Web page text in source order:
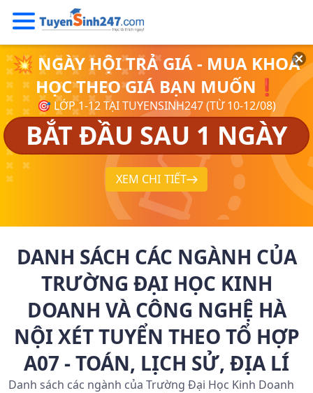
💥 NGÀY HỘI TRẢ GIÁ - MUA KHOÁ
HỌC THEO GIÁ BẠN MUỐN❗
🎯 LỚP 1-12 TẠI TUYENSINH247 (TỪ 10-12/08)
BẮT ĐẦU SAU 1 NGÀY
XEM CHI TIẾT
DANH SÁCH CÁC NGÀNH CỦA
TRƯỜNG ĐẠI HỌC KINH
DOANH VÀ CÔNG NGHỆ HÀ
NỘI XÉT TUYỂN THEO TỔ HỢP
A07 - TOÁN, LỊCH SỬ, ĐỊA LÍ
Danh sách các ngành của Trường Đại Học Kinh Doanh